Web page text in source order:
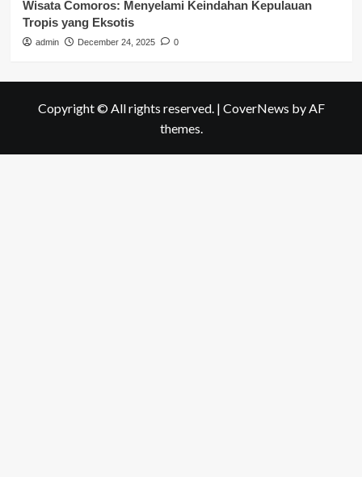
Wisata Comoros: Menyelami Keindahan Kepulauan
Tropis yang Eksotis
admin December 24, 2025 0
Copyright © All rights reserved. | CoverNews by AF
themes.